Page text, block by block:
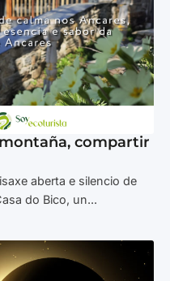
compartir
aberta e silencio de
do Bico, un...